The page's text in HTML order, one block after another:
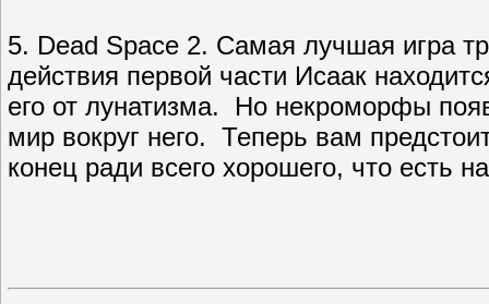
5. Dead Space 2. Самая лучшая игра
действия первой части Исаак
его от лунатизма. Но некроморфы
мир вокруг него. Теперь вам
конец ради всего хорошего, что есть